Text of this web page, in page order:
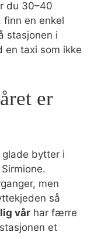
du 30–40
finn en enkel
stasjonen i
en taxi som ikke
er
glade bytter i
men
så
vår har færre
et